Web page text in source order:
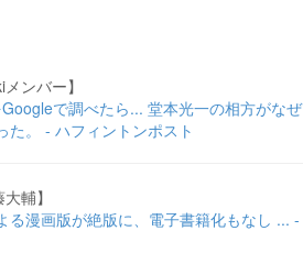
ンバー】
Googleで調べたら... 堂本光一の相方がなぜ
た。 - ハフィントンポスト
輔】
る漫画版が絶版に、電子書籍化もなし ... -